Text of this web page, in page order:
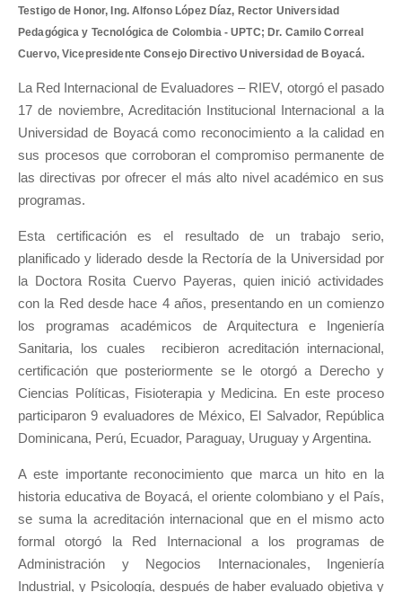
Testigo de Honor, Ing. Alfonso López Díaz, Rector Universidad
Pedagógica y Tecnológica de Colombia - UPTC; Dr. Camilo Correal
Cuervo, Vicepresidente Consejo Directivo Universidad de Boyacá.
La Red Internacional de Evaluadores – RIEV, otorgó el pasado
17 de noviembre, Acreditación Institucional Internacional a la
Universidad de Boyacá como reconocimiento a la calidad en
sus procesos que corroboran el compromiso permanente de
las directivas por ofrecer el más alto nivel académico en sus
programas.
Esta certificación es el resultado de un trabajo serio,
planificado y liderado desde la Rectoría de la Universidad por
la Doctora Rosita Cuervo Payeras, quien inició actividades
con la Red desde hace 4 años, presentando en un comienzo
los programas académicos de Arquitectura e Ingeniería
Sanitaria, los cuales
recibieron acreditación internacional,
certificación que posteriormente se le otorgó a Derecho y
Ciencias Políticas, Fisioterapia y Medicina. En este proceso
participaron 9 evaluadores de México, El Salvador, República
Dominicana, Perú, Ecuador, Paraguay, Uruguay y Argentina.
A este importante reconocimiento que marca un hito en la
historia educativa de Boyacá, el oriente colombiano y el País,
se suma la acreditación internacional que en el mismo acto
formal otorgó la Red Internacional a los programas de
Administración y Negocios Internacionales, Ingeniería
Industrial, y Psicología, después de haber evaluado objetiva y